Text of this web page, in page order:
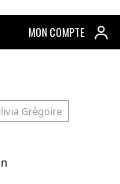
MON COMPTE
Grégoire